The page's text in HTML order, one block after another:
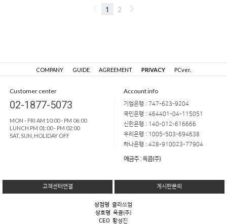
COMPANY GUIDE AGREEMENT PRIVACY PCver.
Customer center
02-1877-5073
MON - FRI AM 10:00 - PM 06:00
LUNCH PM 01:00 - PM 02:00
SAT, SUN, HOLIDAY OFF
Account info
기업은행 : 747-623-9204
국민은행 : 464401-04-115051
신한은행 : 140-012-616666
우리은행 : 1005-503-694638
하나은행 : 428-910023-77904
예금주 : 옥콤(주)
고객센터연결 게시판문의
상점명 클라쓰업
상호명 옥콤(주)
CEO 황성진